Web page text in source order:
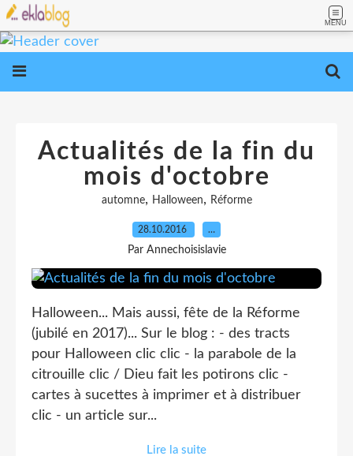
MENU
Actualités de la fin du
mois d'octobre
automne, Halloween, Réforme
28.10.2016 …
Par Annechoisislavie
Halloween... Mais aussi, fête de la Réforme
(jubilé en 2017)... Sur le blog : - des tracts
pour Halloween clic clic - la parabole de la
citrouille clic / Dieu fait les potirons clic -
cartes à sucettes à imprimer et à distribuer
clic - un article sur...
Lire la suite